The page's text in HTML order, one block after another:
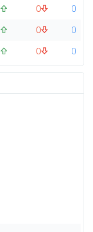
0
0
0
0
0 0